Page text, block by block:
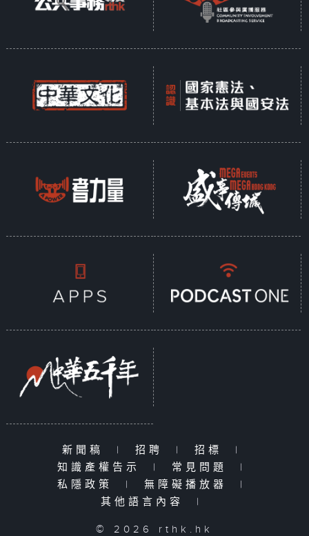
新聞稿 | 招聘 | 招標
|
知識產權告示
| 常見問題
|
私隱政策
| 無障礙播放器
|
其他語言內容
|
© 2026 rthk.hk